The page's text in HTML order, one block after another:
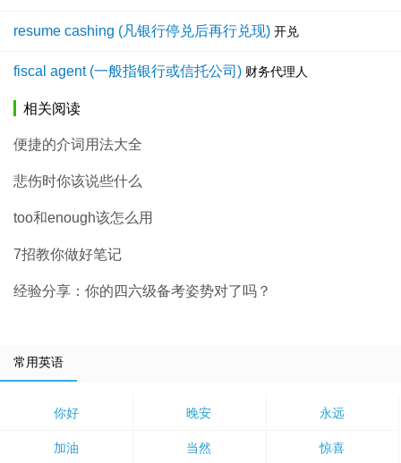
resume cashing (凡银行停兑后再行兑现) 开兑
fiscal agent (一般指银行或信托公司) 财务代理人
相关阅读
便捷的介词用法大全
悲伤时你该说些什么
too和enough该怎么用
7招教你做好笔记
经验分享：你的四六级备考姿势对了吗？
常用英语
你好 晚安 永远
加油 当然 惊喜